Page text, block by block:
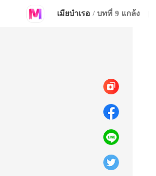
เมียบำเรอ / บทที่ 9 แกล้ง |